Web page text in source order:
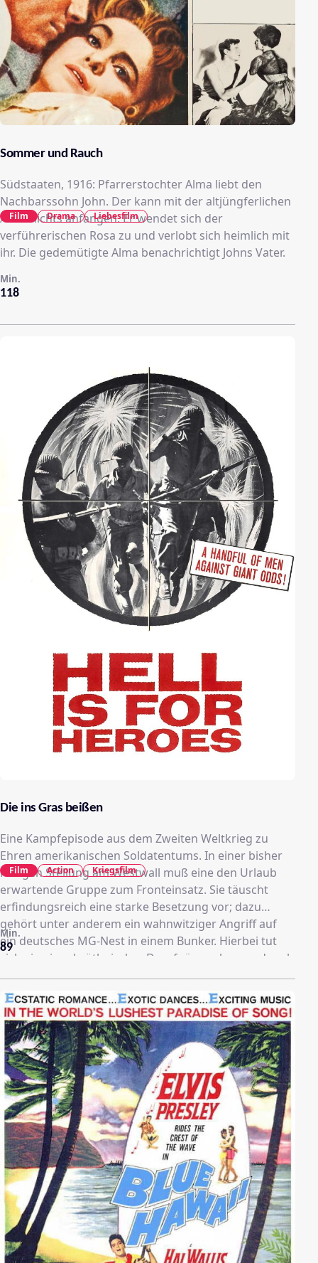
Sommer und Rauch
Südstaaten, 1916: Pfarrerstochter Alma liebt den
Nachbarssohn John. Der kann mit der altjüngferlichen
Alma nichts anfangen. Er wendet sich der
verführerischen Rosa zu und verlobt sich heimlich mit
ihr. Die gedemütigte Alma benachrichtigt Johns Vater.
118
Min.
Film Drama Liebesfilm
Die ins Gras beißen
Eine Kampfepisode aus dem Zweiten Weltkrieg zu
Ehren amerikanischen Soldatentums. In einer bisher
ruhigen Stellung am Westwall muß eine den Urlaub
erwartende Gruppe zum Fronteinsatz. Sie täuscht
erfindungsreich eine starke Besetzung vor; dazu
gehört unter anderem ein wahnwitziger Angriff auf
ein deutsches MG-Nest in einem Bunker. Hierbei tut
sich ein eigenbrötlerischer Draufgänger hervor, der als
Offiziersanwärter wegen Totschlags in Trunkenheit
degradiert wurde. Um diesen zwielichtigen Ex-
Mastersergeanten und die Doppelbödigkeit seines
"Heldentums" geht es Don Siegels Film im
wesentlichen.
89
Min.
Film Action Kriegsfilm